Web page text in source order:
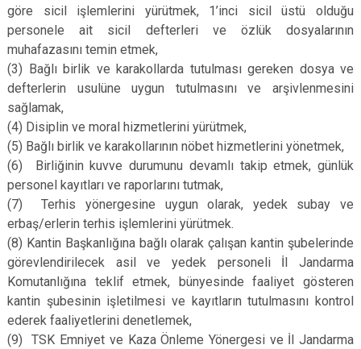
göre sicil işlemlerini yürütmek, 1’inci sicil üstü olduğu
personele ait sicil defterleri ve özlük dosyalarının
muhafazasını temin etmek,
(3) Bağlı birlik ve karakollarda tutulması gereken dosya ve
defterlerin usulüne uygun tutulmasını ve arşivlenmesini
sağlamak,
(4) Disiplin ve moral hizmetlerini yürütmek,
(5) Bağlı birlik ve karakollarının nöbet hizmetlerini yönetmek,
(6)
Birliğinin kuvve durumunu devamlı takip etmek, günlük
personel kayıtları ve raporlarını tutmak,
(7)
Terhis yönergesine uygun olarak, yedek subay ve
erbaş/erlerin terhis işlemlerini yürütmek.
(8) Kantin Başkanlığına bağlı olarak çalışan kantin şubelerinde
görevlendirilecek asil ve yedek personeli İl Jandarma
Komutanlığına teklif etmek, bünyesinde faaliyet gösteren
kantin şubesinin işletilmesi ve kayıtların tutulmasını kontrol
ederek faaliyetlerini denetlemek,
(9)
TSK Emniyet ve Kaza Önleme Yönergesi ve İl Jandarma